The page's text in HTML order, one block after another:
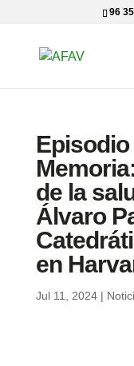
96
Episodio
de la
Álvaro
en
Jul 11, 2024|